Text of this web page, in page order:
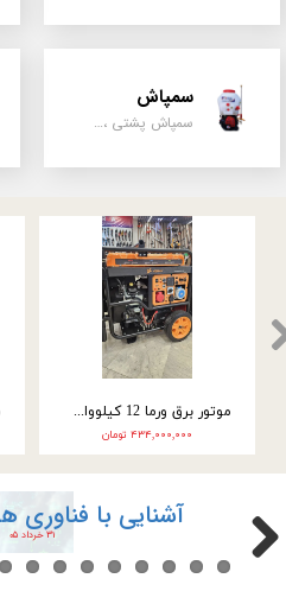
سمپاش
سمپاش پشتی ، زمبه ای ، فرغونی ، دستی ، موتوری
۲۴۶,۰۰۰,۰۰۰ تومان
آشنایی با
۳۱ خرداد ۰۵